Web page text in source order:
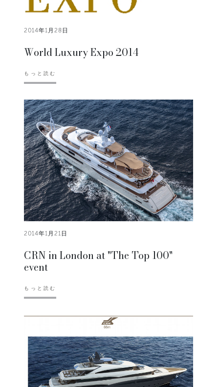
2014年1月28日
World Luxury Expo 2014
もっと読む
2014年1月21日
CRN in London at "The Top 100"
event
もっと読む